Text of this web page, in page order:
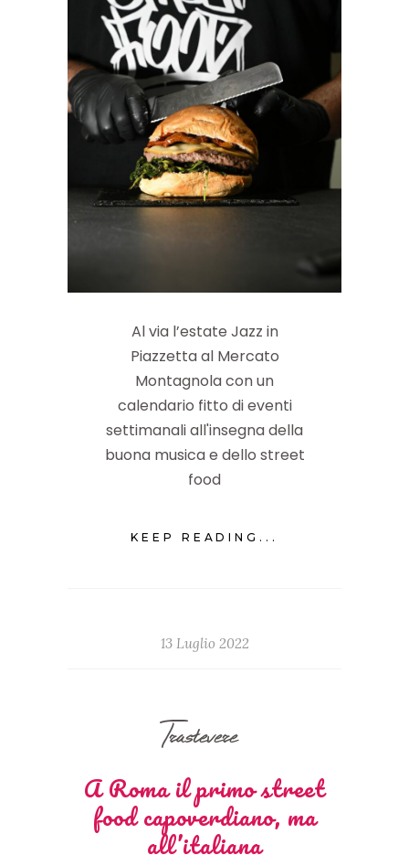
Al via l’estate Jazz in
Piazzetta al Mercato
Montagnola con un
calendario fitto di eventi
settimanali all'insegna della
buona musica e dello street
food
KEEP READING...
13 Luglio 2022
Trastevere
A Roma il primo street
food capoverdiano, ma
all’italiana